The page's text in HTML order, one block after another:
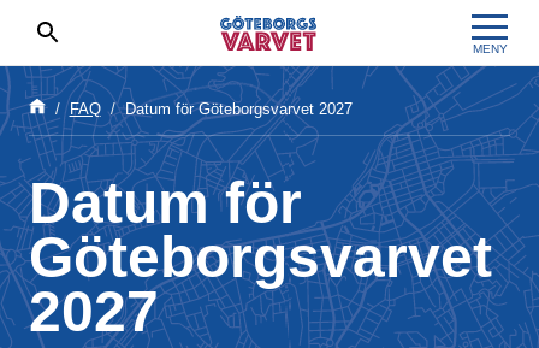
MENY
Sökresultaten dyker upp här
FAQ Datum för Göteborgsvarvet 2027
Datum för
Göteborgsvarvet
2027
Kölista
Deltagarinformation
Seedningsregler
Bana
Göteborgsvarvet Expo
Specialvarvet
Stafettvarvet
Cityvarvet
Minivarvet
Lilla Varvet
Huvudpartners
Evenemangs- & mediepartners
Leverantörer
Partners Varvetveckan
Partnerportal
Resultat 2026
Resultatarkiv
Anmälan